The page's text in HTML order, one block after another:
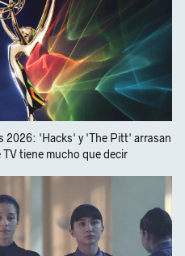
2026: 'Hacks' y 'The Pitt' arrasan
tiene mucho que decir